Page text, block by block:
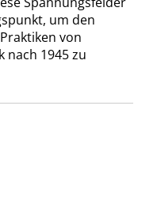
um den
von
1945 zu